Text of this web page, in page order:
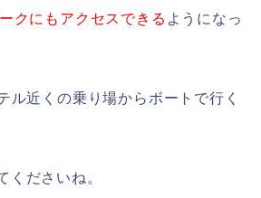
クにもアクセスできる ようになっ
近くの乗り場からボートで行く
ださいね。